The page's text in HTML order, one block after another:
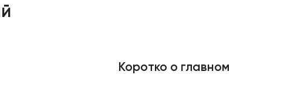
Коротко о главном